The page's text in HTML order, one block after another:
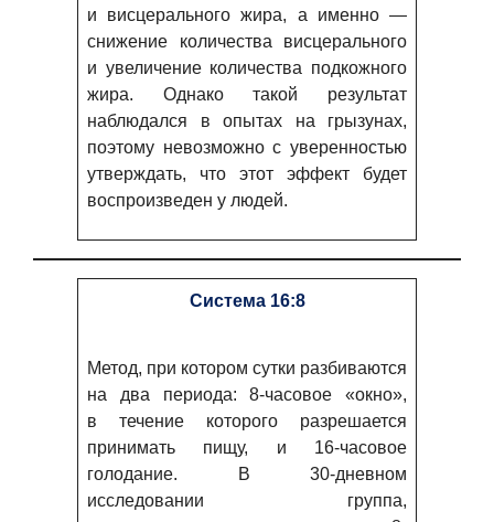
и висцерального жира, а именно —
снижение количества висцерального
и увеличение количества подкожного
жира. Однако такой результат
наблюдался в опытах на грызунах,
поэтому невозможно с уверенностью
утверждать, что этот эффект будет
воспроизведен у людей.
Система 16:8
Метод, при котором сутки разбиваются
на два периода: 8-часовое «окно»,
в течение которого разрешается
принимать пищу, и 16-часовое
голодание. В 30-дневном
исследовании группа,